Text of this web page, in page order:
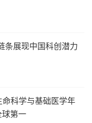
条展现中国科创潜力
命科学与基础医学年
球第一